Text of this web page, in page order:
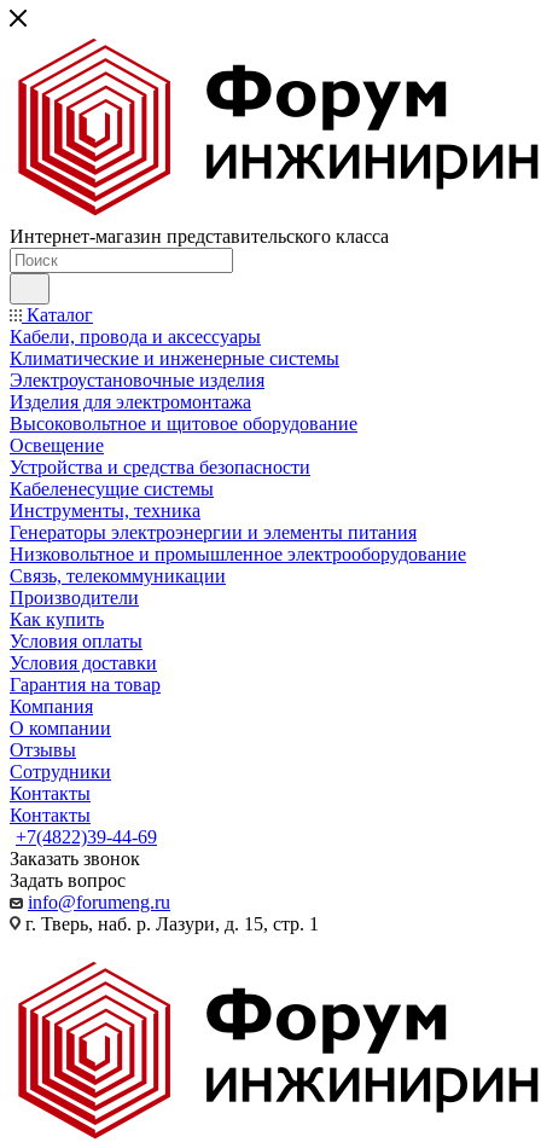
Интернет-магазин представительского класса
Каталог
Кабели, провода и аксессуары
Климатические и инженерные системы
Электроустановочные изделия
Изделия для электромонтажа
Высоковольтное и щитовое оборудование
Освещение
Устройства и средства безопасности
Кабеленесущие системы
Инструменты, техника
Генераторы электроэнергии и элементы питания
Низковольтное и промышленное электрооборудование
Связь, телекоммуникации
Производители
Как купить
Условия оплаты
Условия доставки
Гарантия на товар
Компания
О компании
Отзывы
Сотрудники
Контакты
Контакты
+7(4822)39-44-69
Заказать звонок
Задать вопрос
info@forumeng.ru
г. Тверь, наб. р. Лазури, д. 15, стр. 1